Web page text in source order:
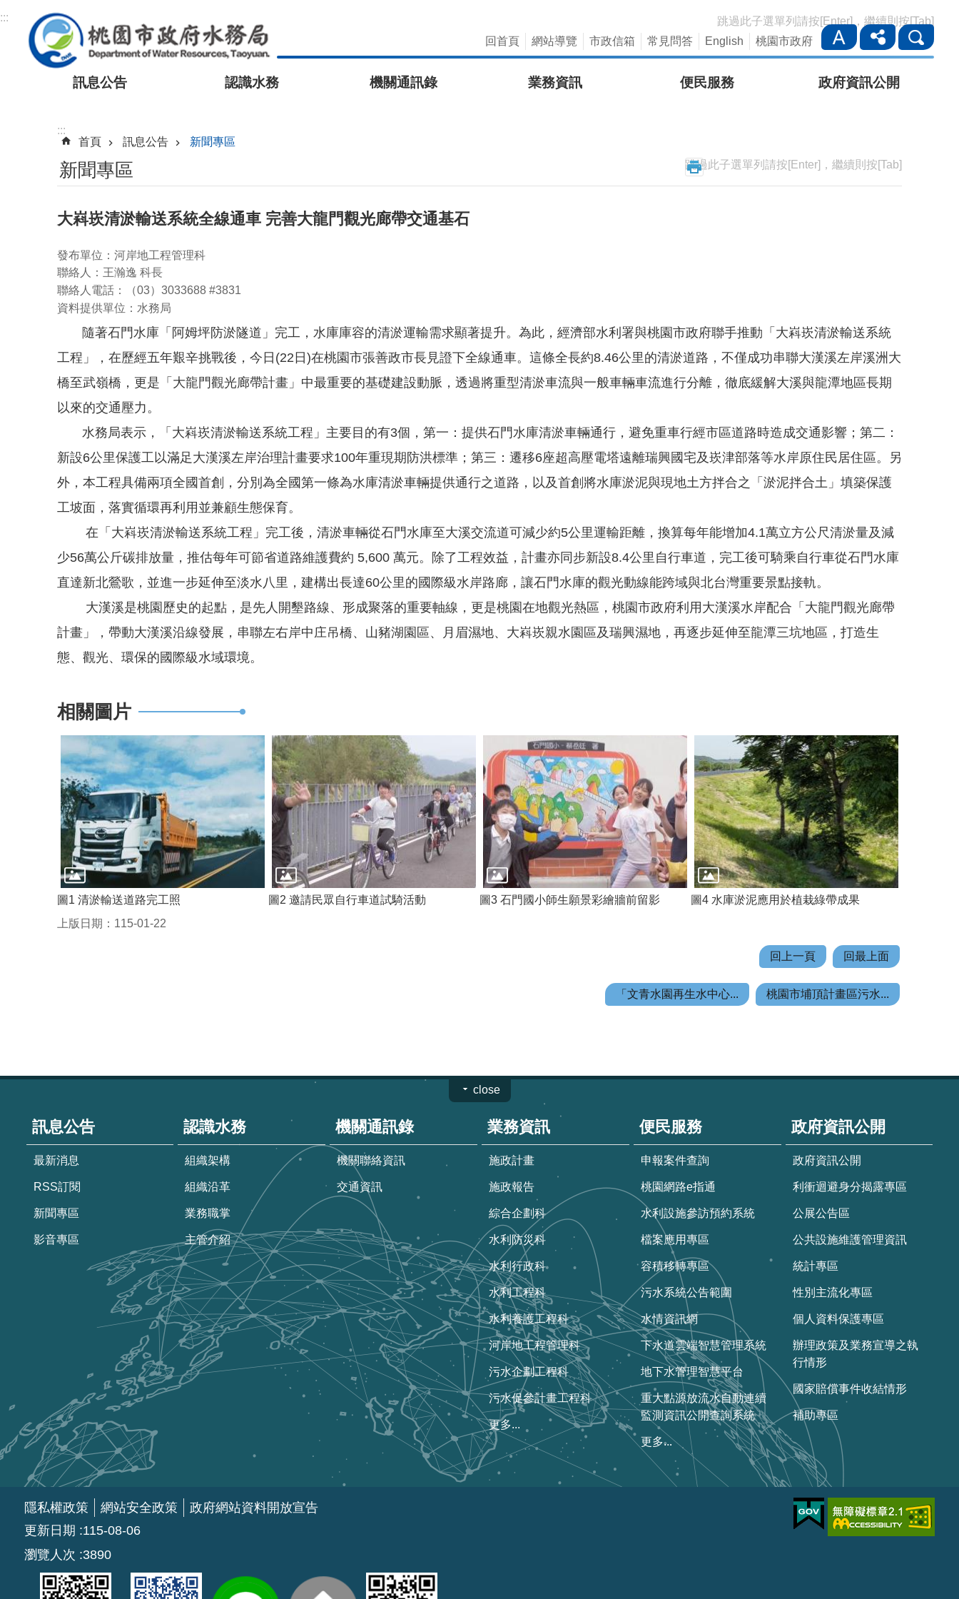
跳到主要內容區塊
:::
跳過此子選單列請按[Enter]，繼續則按[Tab]
回首頁
網站導覽 市政信箱 常見問答 English 桃園市政府
訊息公告 認識水務 機關通訊錄 業務資訊 便民服務 政府資訊公開
:::
首頁
訊息公告 新聞專區
新聞專區 跳過此子選單列請按[Enter]，繼續則按[Tab]
大嵙崁清淤輸送系統全線通車 完善大龍門觀光廊帶交通基石
發布單位：河岸地工程管理科
聯絡人：王瀚逸 科長
聯絡人電話：（03）3033688 #3831
資料提供單位：水務局
隨著石門水庫「阿姆坪防淤隧道」完工，水庫庫容的清淤運輸需求顯著提升。為此，經濟部水利署與桃園市政府聯手推動「大嵙崁清淤輸送系統
工程」，在歷經五年艱辛挑戰後，今日(22日)在桃園市張善政市長見證下全線通車。這條全長約8.46公里的清淤道路，不僅成功串聯大漢溪左岸溪洲大
橋至武嶺橋，更是「大龍門觀光廊帶計畫」中最重要的基礎建設動脈，透過將重型清淤車流與一般車輛車流進行分離，徹底緩解大溪與龍潭地區長期
以來的交通壓力。
水務局表示，「大嵙崁清淤輸送系統工程」主要目的有3個，第一：提供石門水庫清淤車輛通行，避免重車行經市區道路時造成交通影響；第二：
新設6公里保護工以滿足大漢溪左岸治理計畫要求100年重現期防洪標準；第三：遷移6座超高壓電塔遠離瑞興國宅及崁津部落等水岸原住民居住區。另
外，本工程具備兩項全國首創，分別為全國第一條為水庫清淤車輛提供通行之道路，以及首創將水庫淤泥與現地土方拌合之「淤泥拌合土」填築保護
工坡面，落實循環再利用並兼顧生態保育。
在「大嵙崁清淤輸送系統工程」完工後，清淤車輛從石門水庫至大溪交流道可減少約5公里運輸距離，換算每年能增加4.1萬立方公尺清淤量及減
少56萬公斤碳排放量，推估每年可節省道路維護費約 5,600 萬元。除了工程效益，計畫亦同步新設8.4公里自行車道，完工後可騎乘自行車從石門水庫
直達新北鶯歌，並進一步延伸至淡水八里，建構出長達60公里的國際級水岸路廊，讓石門水庫的觀光動線能跨域與北台灣重要景點接軌。
大漢溪是桃園歷史的起點，是先人開墾路線、形成聚落的重要軸線，更是桃園在地觀光熱區，桃園市政府利用大漢溪水岸配合「大龍門觀光廊帶
計畫」，帶動大漢溪沿線發展，串聯左右岸中庄吊橋、山豬湖園區、月眉濕地、大嵙崁親水園區及瑞興濕地，再逐步延伸至龍潭三坑地區，打造生
態、觀光、環保的國際級水域環境。
相關圖片
圖1 清淤輸送道路完工照 圖2 邀請民眾自行車道試騎活動 圖3 石門國小師生願景彩繪牆前留影
圖4 水庫淤泥應用於植栽綠帶成果
上版日期：115-01-22
回上一頁 回最上面
「文青水園再生水中心... 桃園市埔頂計畫區污水...
close
訊息公告
最新消息
RSS訂閱
新聞專區
影音專區
認識水務
組織架構
組織沿革
業務職掌
主管介紹
機關通訊錄
機關聯絡資訊
交通資訊
業務資訊
施政計畫
施政報告
綜合企劃科
水利防災科
水利行政科
水利工程科
水利養護工程科
河岸地工程管理科
污水企劃工程科
污水促參計畫工程科
更多...
便民服務
申報案件查詢
桃園網路e指通
水利設施參訪預約系統
檔案應用專區
容積移轉專區
污水系統公告範圍
水情資訊網
下水道雲端智慧管理系統
地下水管理智慧平台
重大點源放流水自動連續
監測資訊公開查詢系統
更多...
政府資訊公開
政府資訊公開
利衝迴避身分揭露專區
公展公告區
公共設施維護管理資訊
統計專區
性別主流化專區
個人資料保護專區
辦理政策及業務宣導之執
行情形
國家賠償事件收結情形
補助專區
隱私權政策 網站安全政策
政府網站資料開放宣告
更新日期
115-08-06
瀏覽人次
3890